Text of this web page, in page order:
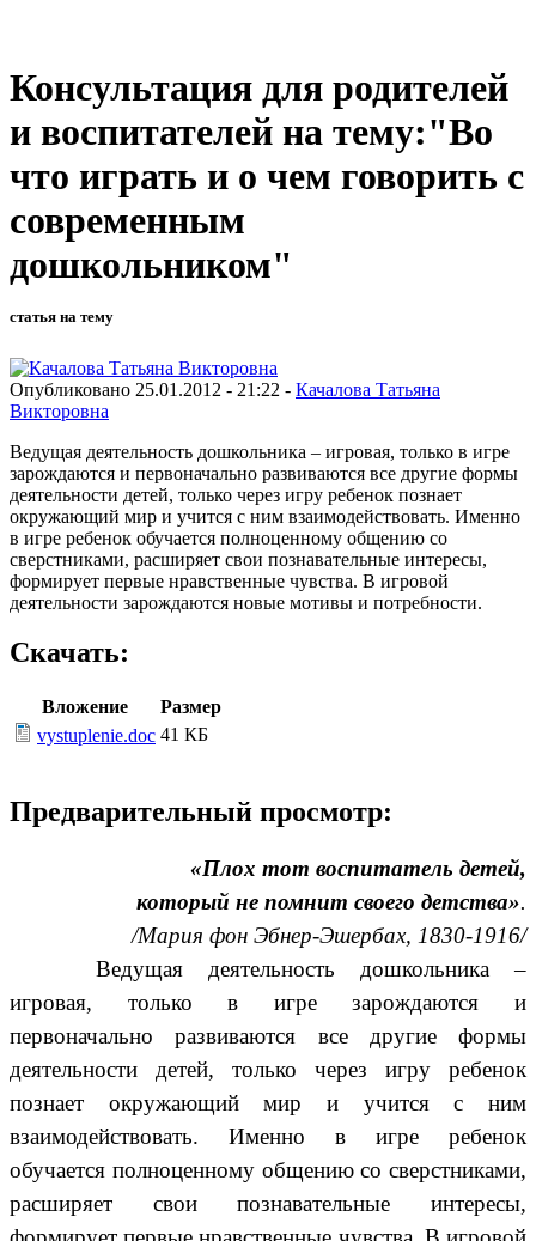
Консультация для родителей
и воспитателей на тему:"Во
что играть и о чем говорить с
современным
дошкольником"
статья на тему
Опубликовано 25.01.2012 - 21:22 - Качалова Татьяна
Викторовна
Ведущая деятельность дошкольника – игровая, только в игре
зарождаются и первоначально развиваются все другие формы
деятельности детей, только через игру ребенок познает
окружающий мир и учится с ним взаимодействовать. Именно
в игре ребенок обучается полноценному общению со
сверстниками, расширяет свои познавательные интересы,
формирует первые нравственные чувства. В игровой
деятельности зарождаются новые мотивы и потребности.
Скачать:
Вложение
Размер
vystuplenie.doc 41 КБ
Предварительный просмотр:
«Плох тот воспитатель детей,
который не помнит своего детства».
/Мария фон Эбнер-Эшербах, 1830-1916/
Ведущая деятельность дошкольника –
игровая, только в игре зарождаются и
первоначально развиваются все другие формы
деятельности детей, только через игру ребенок
познает окружающий мир и учится с ним
взаимодействовать. Именно в игре ребенок
обучается полноценному общению со сверстниками,
расширяет свои познавательные интересы,